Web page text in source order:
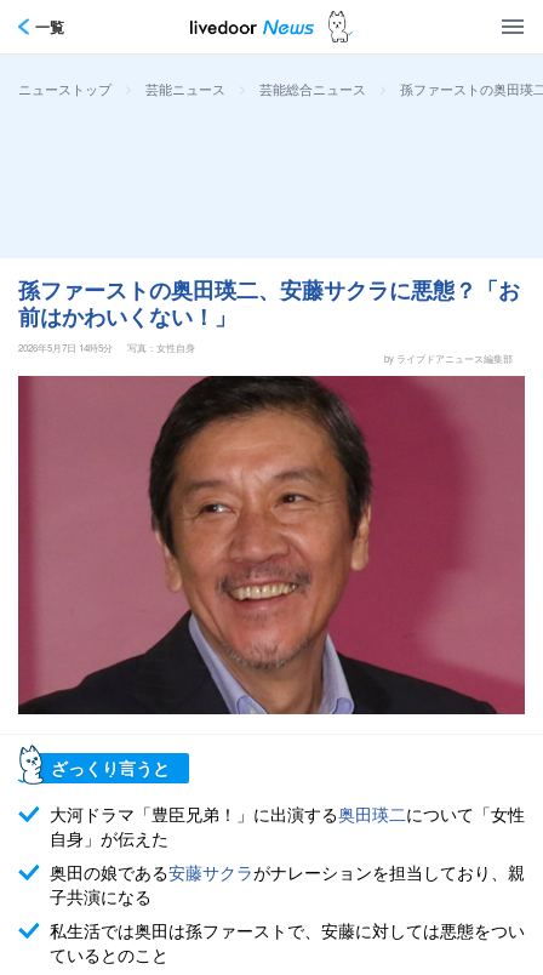
一覧
ニューストップ > 芸能ニュース > 芸能総合ニュース > 孫ファーストの奥田瑛
孫ファーストの奥田瑛二、安藤サクラに悪態？「お
前はかわいくない！」
2026年5月7日 14時5分
写真：女性自身
by ライブドアニュース編集部
ざっくり言うと
大河ドラマ「豊臣兄弟！」に出演する奥田瑛二について「女性
自身」が伝えた
奥田の娘である安藤サクラがナレーションを担当しており、親
子共演になる
私生活では奥田は孫ファーストで、安藤に対しては悪態をつい
ているとのこと